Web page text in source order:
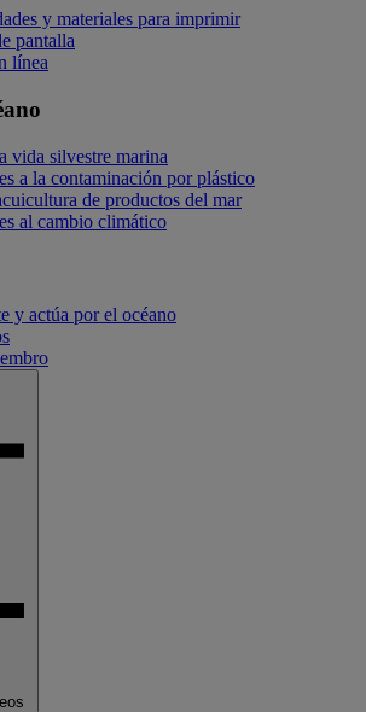
y materiales para imprimir
pantalla
línea
vida silvestre marina
a la contaminación por plástico
de productos del mar
al cambio climático
y actúa por el océano